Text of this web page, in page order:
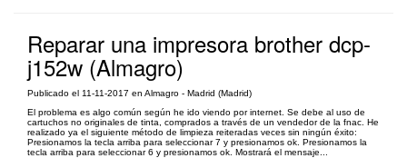
Reparar una impresora brother dcp-
j152w (Almagro)
Publicado el 11-11-2017 en Almagro - Madrid (Madrid)
El problema es algo común según he ido viendo por internet. Se debe al uso de
cartuchos no originales de tinta, comprados a través de un vendedor de la fnac. He
realizado ya el siguiente método de limpieza reiteradas veces sin ningún éxito:
Presionamos la tecla arriba para seleccionar 7 y presionamos ok. Presionamos la
tecla arriba para seleccionar 6 y presionamos ok. Mostrará el mensaje...